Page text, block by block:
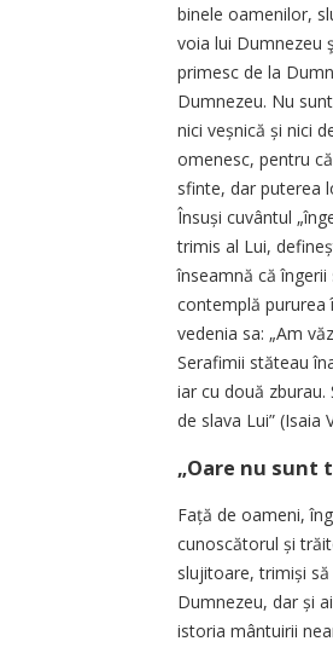
binele oamenilor,
voia lui Dumnezeu
primesc de la
Dumnezeu. Nu
nici veșnică și nici
omenesc, pentru
sfinte, dar puterea
Însuși cuvântul
trimis al Lui,
înseamnă că
contemplă pururea
vedenia sa: „Am
Serafimii stăteau
iar cu două
de slava Lui” (Isaia
„Oare nu sunt
Față de oameni,
cunoscătorul și
slujitoare, trimiși
Dumnezeu, dar și
istoria mântuirii